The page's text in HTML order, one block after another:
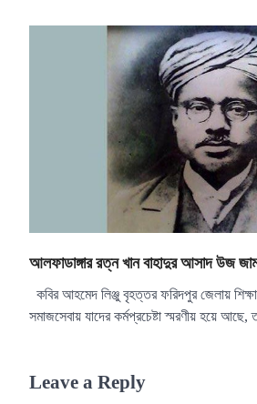
আলফাডাঙ্গার রত্ন খান বাহাদুর আসাদ উজ
কবির আহমেদ লিঞ্জু বৃহত্তর ফরিদপুর জেলায়
সমাজসেবায় যাদের কর্মপ্রচেষ্টা স্মরণীয় হয়ে
Leave a Reply